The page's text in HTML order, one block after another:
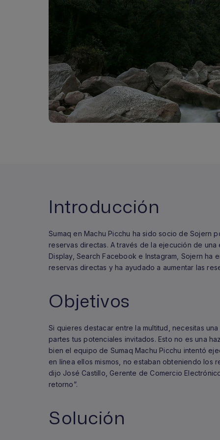
Introducción
Sumaq en Machu Picchu ha sido socio de Sojern
reservas directas. A través de la ejecución de
Display, Search Facebook e Instagram, Sojern ha
reservas directas y ha ayudado a aumentar las
Objetivos
Si quieres destacar entre la multitud, necesitas
partes tus potenciales invitados. Esto no es una
bien el equipo de Sumaq Machu Picchu intentó
en línea ellos mismos, no estaban obteniendo los
dijo José Castillo, Gerente de Comercio
retorno”.
Solución